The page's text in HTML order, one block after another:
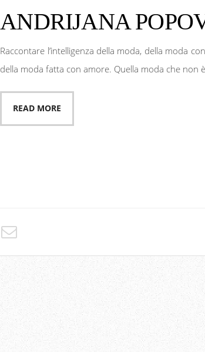
ANDRIJANA
Raccontare l’intelligenza della moda, della moda
della moda fatta con amore. Quella moda che non
READ MORE